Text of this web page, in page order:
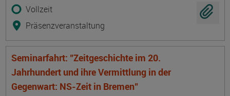
Vollzeit
Präsenzveranstaltung
Seminarfahrt: "Zeitgeschichte im 20.
Jahrhundert und ihre Vermittlung in der
Gegenwart: NS-Zeit in Bremen"